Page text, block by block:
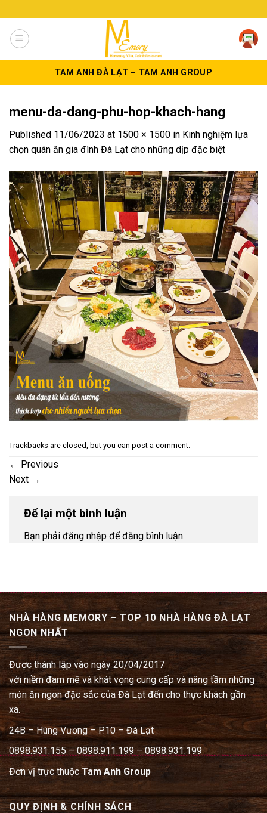
to
content
TAM ANH ĐÀ LẠT – TAM ANH GROUP
menu-da-dang-phu-hop-khach-hang
Published 11/06/2023 at 1500 × 1500 in Kinh nghiệm lựa
chọn quán ăn gia đình Đà Lạt cho những dịp đặc biệt
Trackbacks are closed, but you can post a comment
← Previous
Next →
Để lại một bình luận
Bạn phải đăng nhập để đăng bình luận.
NHÀ HÀNG MEMORY – TOP 10 NHÀ HÀNG ĐÀ LẠT
NGON NHẤT
Được thành lập vào ngày 20/04/2017
với niềm đam mê và khát vọng cung cấp và nâng tầm những
món ăn ngon đặc sắc của Đà Lạt đến cho thực khách gần
xa.
24B – Hùng Vương – P.10 – Đà Lạt
0898.931.155 – 0898.911.199 – 0898.931.199
Đơn vị trực thuộcTam Anh Group
QUY ĐỊNH & CHÍNH SÁCH